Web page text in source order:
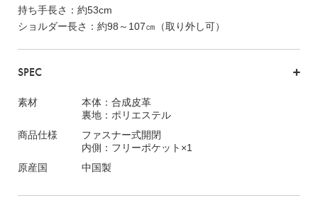
持ち手長さ：約53cm
ショルダー長さ：約98～107㎝（取り外し可）
SPEC
素材
本体：合成皮革
裏地：ポリエステル
商品仕様
ファスナー式開閉
内側：フリーポケット×1
原産国
中国製